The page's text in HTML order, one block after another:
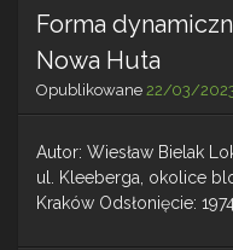
Forma
Nowa Huta
Opublikowane 22/03/
Autor: Wiesław Bielak
ul. Kleeberga, okolice
Kraków Odsłonięcie: